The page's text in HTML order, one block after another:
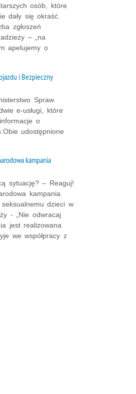
osób, które
dały się okraść.
zgłoszeń
– „na
apelujemy o
i Bezpieczny
Spraw
e-usługi, które
o
udostępnione
kampania
sytuację? – Reaguj!
kampania
dzieci w
- „Nie odwracaj
jest realizowana
we współpracy z